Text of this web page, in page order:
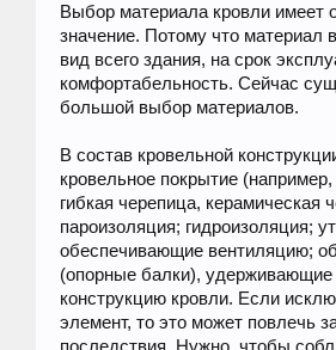
Выбор материала кровли имеет
значение. Потому что материал
вид всего здания, на срок
комфортабельность. Сейчас
большой выбор материалов.
В состав кровельной
кровельное покрытие
гибкая черепица, керамическая
пароизоляция; гидроизоляция;
обеспечивающие вентиляцию;
(опорные балки), удерживающие
конструкцию кровли. Если
элемент, то это может повлечь